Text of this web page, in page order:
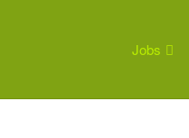
Jobs